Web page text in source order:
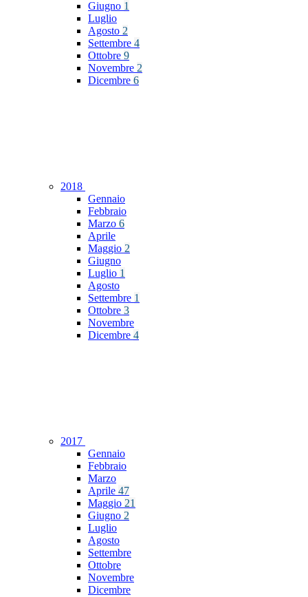
Giugno 1
Luglio
Agosto 2
Settembre 4
Ottobre 9
Novembre 2
Dicembre 6
2018
Gennaio
Febbraio
Marzo 6
Aprile
Maggio 2
Giugno
Luglio 1
Agosto
Settembre 1
Ottobre 3
Novembre
Dicembre 4
2017
Gennaio
Febbraio
Marzo
Aprile 47
Maggio 21
Giugno 2
Luglio
Agosto
Settembre
Ottobre
Novembre
Dicembre